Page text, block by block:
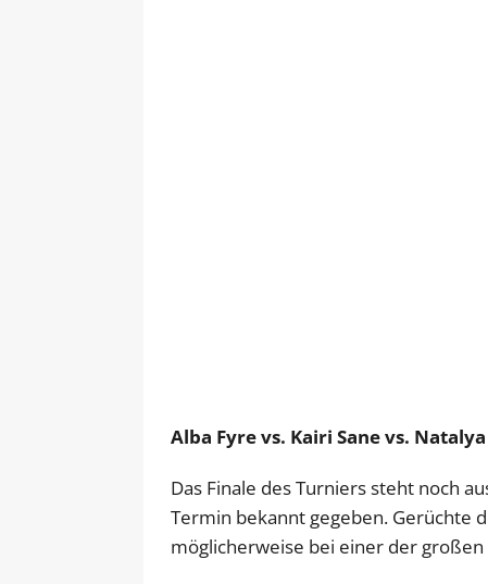
Alba Fyre vs. Kairi Sane vs. Natalya
Das Finale des Turniers steht noch
Termin bekannt gegeben. Gerüchte
möglicherweise bei einer der